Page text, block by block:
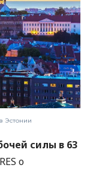
Эстонии
силы в 63
о